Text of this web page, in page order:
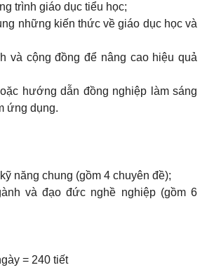
trình giáo dục tiểu học;
những kiến thức về giáo dục học và
và cộng đồng để nâng cao hiệu quả
hướng dẫn đồng nghiệp làm sáng
ứng dụng.
năng chung (gồm 4 chuyên đề);
và đạo đức nghề nghiệp (gồm 6
= 240 tiết